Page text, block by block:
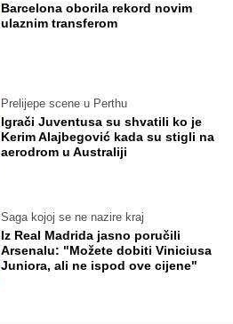
Barcelona oborila rekord novim
ulaznim transferom
Prelijepe scene u Perthu
Igrači Juventusa su shvatili ko je
Kerim Alajbegović kada su stigli na
aerodrom u Australiji
Saga kojoj se ne nazire kraj
Iz Real Madrida jasno poručili
Arsenalu: "Možete dobiti Viniciusa
Juniora, ali ne ispod ove cijene"